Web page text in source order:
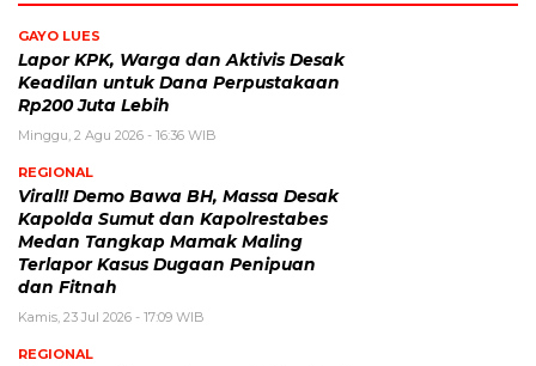
GAYO LUES
Lapor KPK, Warga dan Aktivis Desak
Keadilan untuk Dana Perpustakaan
Rp200 Juta Lebih
Minggu, 2 Agu 2026 - 16:36 WIB
REGIONAL
Viral!! Demo Bawa BH, Massa Desak
Kapolda Sumut dan Kapolrestabes
Medan Tangkap Mamak Maling
Terlapor Kasus Dugaan Penipuan
dan Fitnah
Kamis, 23 Jul 2026 - 17:09 WIB
REGIONAL